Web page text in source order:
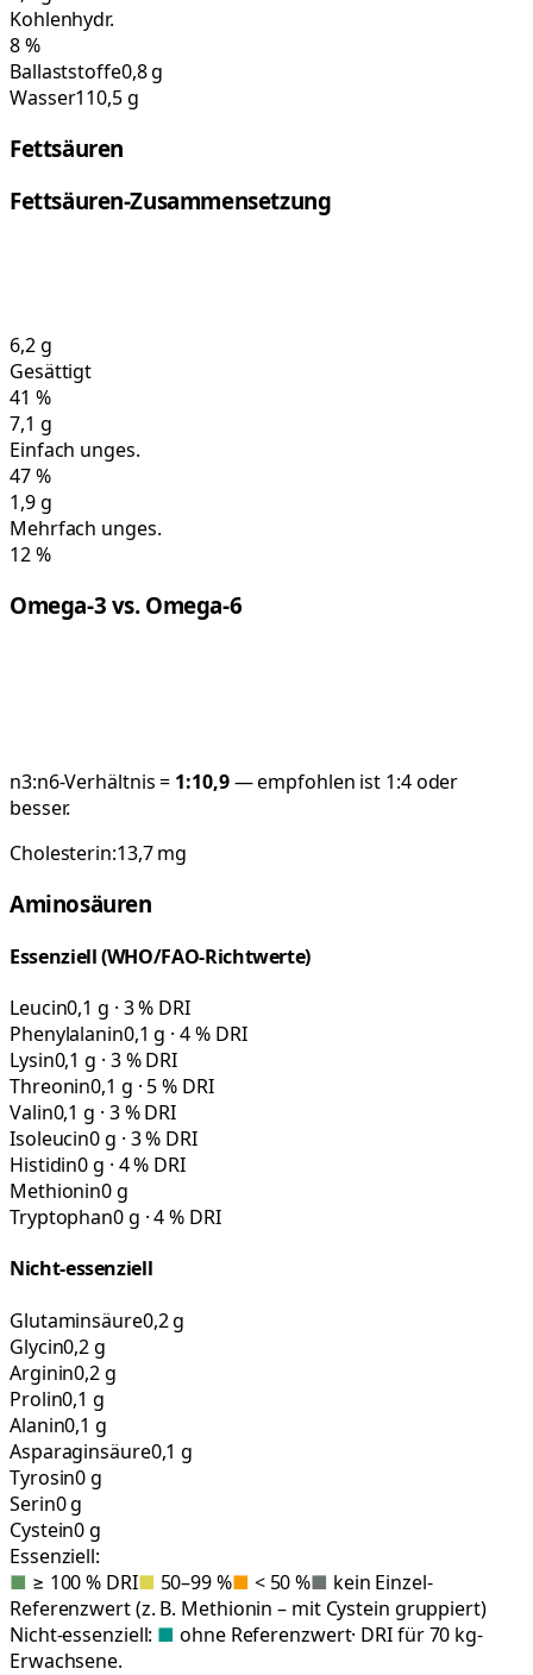
Kohlenhydr.
8%
Ballaststoffe0,8 g
Wasser110,5 g
Fettsäuren
Fettsäuren-Zusammensetzung
6,2g
Gesättigt
41 %
7,1 g
Einfach unges.
47%
1,9g
Mehrfach unges.
12%
Omega-3 vs. Omega-6
n3:n6-Verhältnis = 1:10,9— empfohlen ist 1:4 oder
besser.
Cholesterin:13,7mg
Aminosäuren
Essenziell (WHO/FAO-Richtwerte)
Leucin0,1 g · 3 % DRI
Phenylalanin0,1 g · 4 % DRI
Lysin0,1 g · 3 % DRI
Threonin0,1 g · 5 % DRI
Valin0,1 g · 3 % DRI
Isoleucin0 g · 3 % DRI
Histidin0 g · 4 % DRI
Methionin0 g
Tryptophan0 g · 4 % DRI
Nicht-essenziell
Glutaminsäure0,2 g
Glycin0,2 g
Arginin0,2 g
Prolin0,1 g
Alanin0,1 g
Asparaginsäure0,1 g
Tyrosin0 g
Serin0 g
Cystein0 g
Essenziell:
■ ≥ 100 % DRI■ 50–99 %■ < 50 %■ kein Einzel-
Referenzwert (z. B. Methionin – mit Cystein gruppiert)
Nicht-essenziell: ■ ohne Referenzwert· DRI für 70 kg-
Erwachsene.